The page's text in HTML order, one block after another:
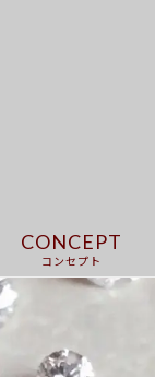
CONCEPT
コンセプト